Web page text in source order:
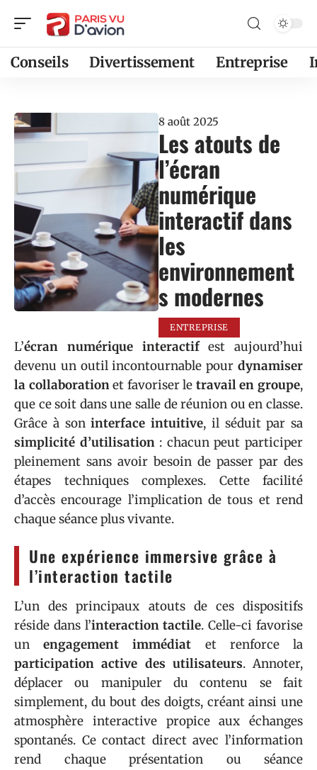
Conseils Divertissement Entreprise
8 août 2025
Les atouts de
l’écran
numérique
interactif dans
les
environnement
s modernes
ENTREPRISE
L’écran numérique interactifest aujourd’hui
devenu un outil incontournable pour dynamiser
la collaborationet favoriser le travail en groupe,
que ce soit dans une salle de réunion ou en classe.
Grâce à soninterface intuitive, il séduit par sa
simplicité d’utilisation: chacun peut participer
pleinement sans avoir besoin de passer par des
étapes techniques complexes. Cette facilité
d’accès encourage l’implication de tous et rend
chaque séance plus vivante.
Une expérience immersive grâce à
l’interaction tactile
L’un des principaux atouts de ces dispositifs
réside dans l’interaction tactile. Celle-ci favorise
unengagement immédiat et renforce la
participation active des utilisateurs. Annoter,
déplacer ou manipuler du contenu se fait
simplement, du bout des doigts, créant ainsi une
atmosphère interactive propice aux échanges
spontanés. Ce contact direct avec l’information
rend chaque présentation ou séance